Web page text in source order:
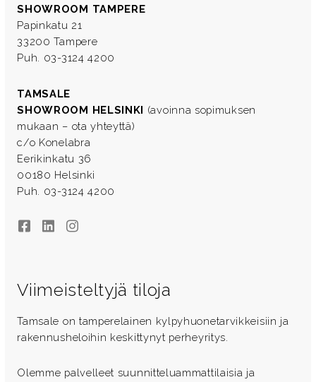
SHOWROOM TAMPERE
Papinkatu 21
33200 Tampere
Puh. 03-3124 4200
TAMSALE
SHOWROOM HELSINKI (avoinna sopimuksen
mukaan – ota yhteyttä)
c/o Konelabra
Eerikinkatu 36
00180 Helsinki
Puh. 03-3124 4200
FacebookLinkedInInstagram
Viimeisteltyjä tiloja
Tamsale on tamperelainen kylpyhuonetarvikkeisiin ja
rakennusheloihin keskittynyt perheyritys.
Olemme palvelleet suunnitteluammattilaisia ja